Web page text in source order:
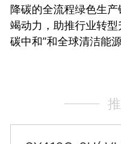
降碳的全流程绿色生
竭动力，助推行业转型
碳中和”和全球清洁能